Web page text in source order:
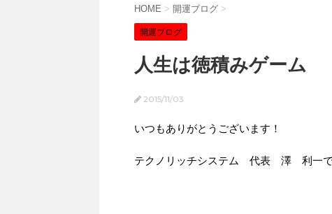
HOME > 開運ブログ >
開運ブログ
人生は徳積みゲーム
2015/11/03
いつもありがとうございます！
テクノリッチシステム 代表 澤 利一で